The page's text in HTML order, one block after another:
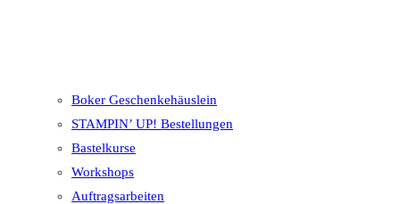
Boker Geschenkehäuslein
STAMPIN’ UP! Bestellungen
Bastelkurse
Workshops
Auftragsarbeiten